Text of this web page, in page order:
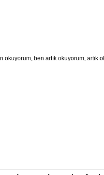
ben artık okuyorum, artık